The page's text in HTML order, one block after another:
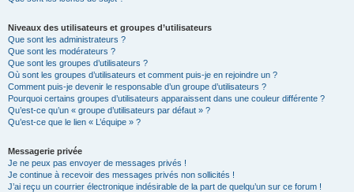
Niveaux des utilisateurs et groupes d’utilisateurs
Que sont les administrateurs ?
Que sont les modérateurs ?
Que sont les groupes d’utilisateurs ?
Où sont les groupes d’utilisateurs et comment puis-je en rejoindre un ?
Comment puis-je devenir le responsable d’un groupe d’utilisateurs ?
Pourquoi certains groupes d’utilisateurs apparaissent dans une couleur différente ?
Qu’est-ce qu’un « groupe d’utilisateurs par défaut » ?
Qu’est-ce que le lien « L’équipe » ?
Messagerie privée
Je ne peux pas envoyer de messages privés !
Je continue à recevoir des messages privés non sollicités !
J’ai reçu un courrier électronique indésirable de la part de quelqu’un sur ce forum !